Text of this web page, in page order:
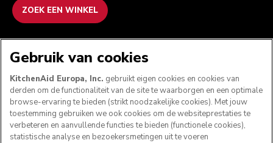
ZOEK EEN WINKEL
VOLG ONS
Gebruik van cookies
KitchenAid Europa, Inc. gebruikt eigen cookies en cookies van
derden om de functionaliteit van de site te waarborgen en een optimale
browse-ervaring te bieden (strikt noodzakelijke cookies). Met jouw
toestemming gebruiken we ook cookies om de websiteprestaties te
verbeteren en aanvullende functies te bieden (functionele cookies),
statistische analyse en bezoekersmetingen uit te voeren